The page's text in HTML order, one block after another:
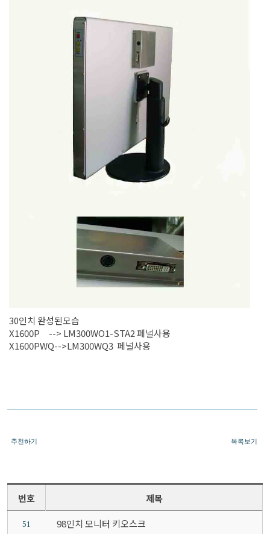
30인치 완성된모습
X1600P --> LM300WO1-STA2 페널사용
X1600PWQ-->LM300WQ3 페널사용
추천하기 목록보기
번호 제목
51 98인치 모니터 키오스크